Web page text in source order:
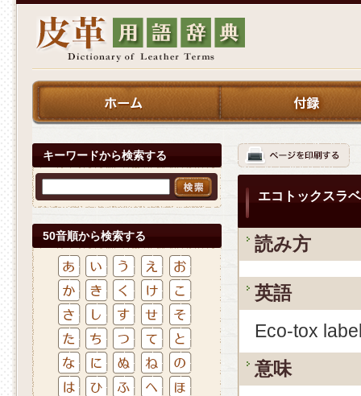
キーワードから検索する
50音順から検索する
エコトックスラ
読み方
英語
Eco-tox
意味